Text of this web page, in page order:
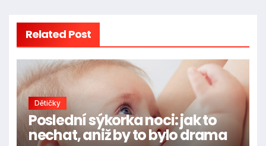
Related Post
Dětičky
Poslední sýkorka noci: jak to
nechat, aniž by to bylo drama